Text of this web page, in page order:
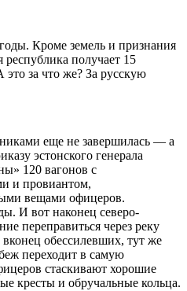
Кроме земель и признания
республика получает 15
за что же? За русскую
еще не завершилась — а
эстонского генерала
120 вагонов с
и провиантом,
вещами офицеров.
И вот наконец северо-
переправиться через реку
обессилевших, тут же
переходит в самую
стаскивают хорошие
кресты и обручальные кольца.